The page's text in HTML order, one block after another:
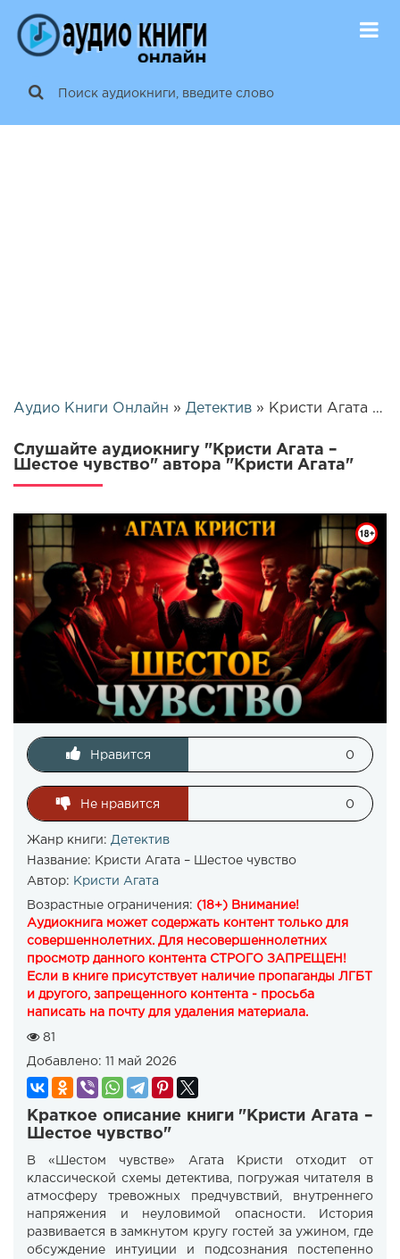
Аудио Книги Онлайн » Детектив » Кристи Агата – Шестое чувство | 25517
Слушайте аудиокнигу "Кристи Агата –
Шестое чувство" автора "Кристи Агата"
Нравится 0
Не нравится 0
Жанр книги: Детектив
Название: Кристи Агата – Шестое чувство
Автор: Кристи Агата
Возрастные ограничения: (18+) Внимание!
Аудиокнига может содержать контент только для
совершеннолетних. Для несовершеннолетних
просмотр данного контента СТРОГО ЗАПРЕЩЕН!
Если в книге присутствует наличие пропаганды ЛГБТ
и другого, запрещенного контента - просьба
написать на почту для удаления материала.
81
Добавлено: 11 май 2026
Краткое описание книги "Кристи Агата –
Шестое чувство"
В «Шестом чувстве» Агата Кристи отходит от
классической схемы детектива, погружая читателя в
атмосферу тревожных предчувствий, внутреннего
напряжения и неуловимой опасности. История
развивается в замкнутом кругу гостей за ужином, где
обсуждение интуиции и подсознания постепенно